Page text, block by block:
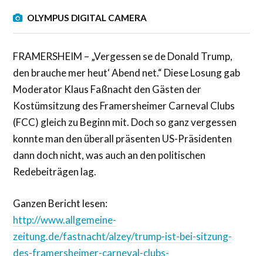
OLYMPUS DIGITAL CAMERA
FRAMERSHEIM – „Vergessen se de Donald Trump,
den brauche mer heut‘ Abend net.“ Diese Losung gab
Moderator Klaus Faßnacht den Gästen der
Kostümsitzung des Framersheimer Carneval Clubs
(FCC) gleich zu Beginn mit. Doch so ganz vergessen
konnte man den überall präsenten US-Präsidenten
dann doch nicht, was auch an den politischen
Redebeiträgen lag.
Ganzen Bericht lesen:
http://www.allgemeine-
zeitung.de/fastnacht/alzey/trump-ist-bei-sitzung-
des-framersheimer-carneval-clubs-